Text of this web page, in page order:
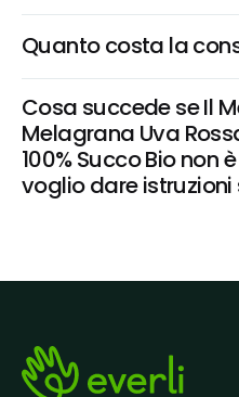
Quanto costa la
Cosa succede se Il
Melagrana Uva
100% Succo Bio non
voglio dare istruzioni